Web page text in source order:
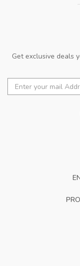
Get exclusive deals